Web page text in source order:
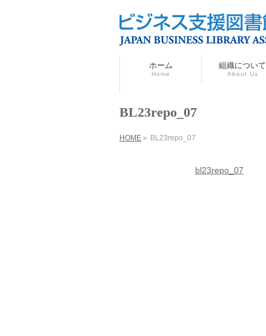
ホーム
Home
組織について
About Us
BL23repo_07
HOME » BL23repo_07
bl23repo_07